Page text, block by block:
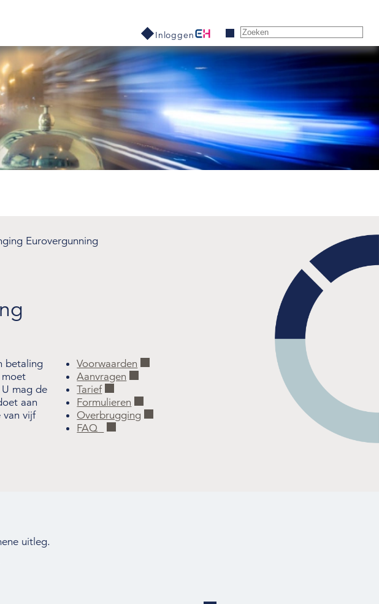
Inloggen
Eurovergunning
Vijfjaarlijkse verlenging Eurovergunning
Vergunningbewijzen
Binnenlandse vergunning
Eurovergunning
betaling
moet
mag de
aan
van vijf
Voorwaarden
Aanvragen
Tarief
Formulieren
Overbrugging
FAQ
uitleg.